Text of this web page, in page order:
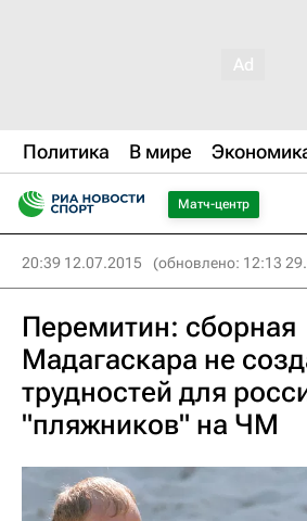
Политика В мире
Матч-центр
20:39 12.07.2015 (обновлено: 12:13
Перемитин: сборная
Мадагаскара не
трудностей для
"пляжников" на ЧМ